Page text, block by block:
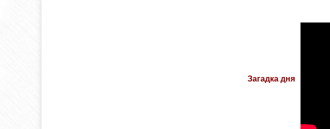
Загадка дня